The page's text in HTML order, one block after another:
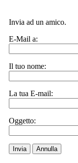
Invia ad un amico.
E-Mail a:
Il tuo nome:
La tua E-mail:
Oggetto:
Invia Annulla